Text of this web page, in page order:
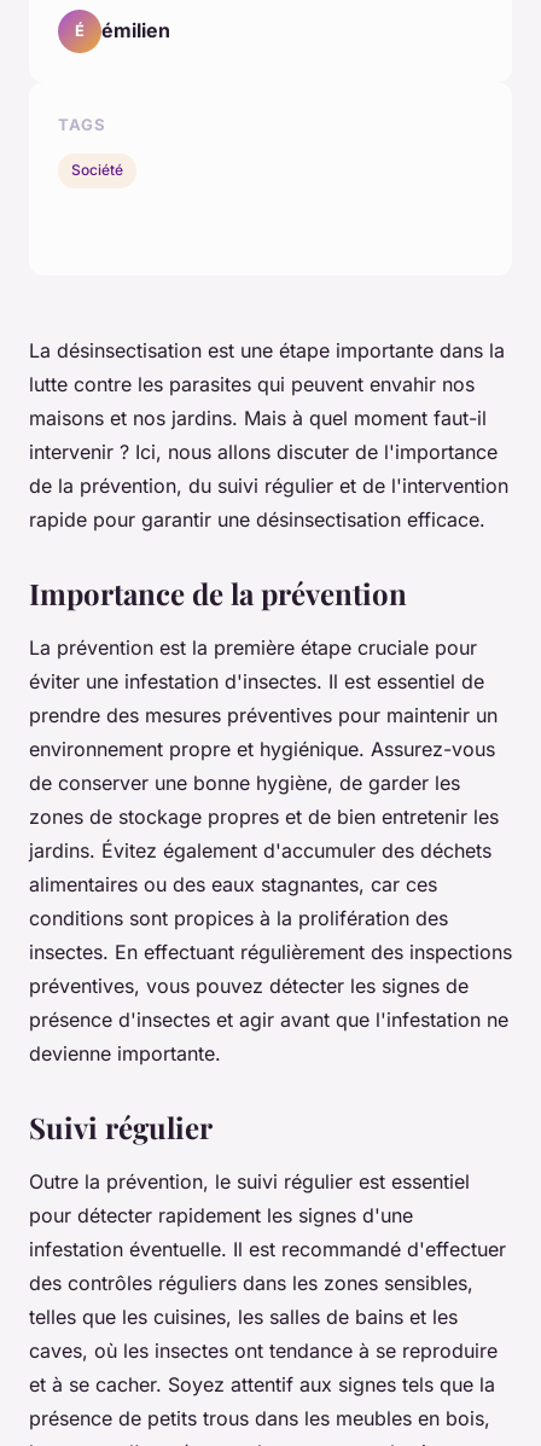
La désinsectisation est une étape importante dans la
lutte contre les parasites qui peuvent envahir nos
maisons et nos jardins. Mais à quel moment faut-il
intervenir ? Ici, nous allons discuter de l'importance
de la prévention, du suivi régulier et de l'intervention
rapide pour garantir une désinsectisation efficace.
Importance de la prévention
La prévention est la première étape cruciale pour
éviter une infestation d'insectes. Il est essentiel de
prendre des mesures préventives pour maintenir un
environnement propre et hygiénique. Assurez-vous
de conserver une bonne hygiène, de garder les
zones de stockage propres et de bien entretenir les
jardins. Évitez également d'accumuler des déchets
alimentaires ou des eaux stagnantes, car ces
conditions sont propices à la prolifération des
insectes. En effectuant régulièrement des inspections
préventives, vous pouvez détecter les signes de
présence d'insectes et agir avant que l'infestation ne
devienne importante.
Suivi régulier
Outre la prévention, le suivi régulier est essentiel
pour détecter rapidement les signes d'une
infestation éventuelle. Il est recommandé d'effectuer
des contrôles réguliers dans les zones sensibles,
telles que les cuisines, les salles de bains et les
caves, où les insectes ont tendance à se reproduire
et à se cacher. Soyez attentif aux signes tels que la
présence de petits trous dans les meubles en bois,
É émilien
TAGS
Société